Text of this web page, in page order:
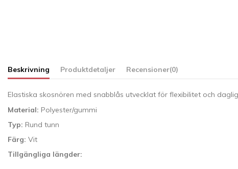
Beskrivning Produktdetaljer Recensioner(0)
Elastiska skosnören med snabblås utvecklat för flexibilitet och
Material: Polyester/gummi
Typ: Rund tunn
Färg: Vit
Tillgängliga längder: